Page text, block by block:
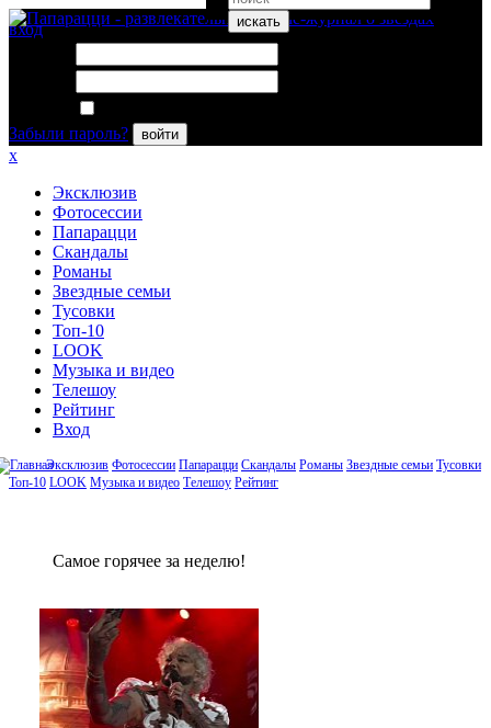
искать
вход
Забыли пароль?
войти
x
Эксклюзив
Фотосессии
Папарацци
Скандалы
Романы
Звездные семьи
Тусовки
Топ-10
LOOK
Музыка и видео
Телешоу
Рейтинг
Вход
Эксклюзив Фотосессии Папарацци Скандалы Романы Звездные семьи Тусовки
Топ-10 LOOK Музыка и видео Телешоу Рейтинг
Сaмое гoрячее за неделю!